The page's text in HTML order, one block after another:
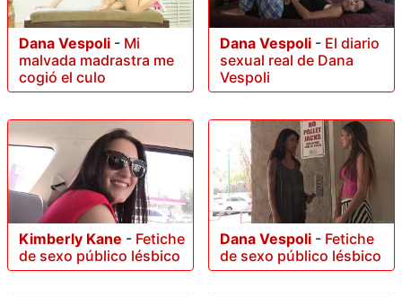
Dana Vespoli - Mi
malvada madrastra me
cogió el culo
Dana Vespoli - El diario
sexual real de Dana
Vespoli
Kimberly Kane - Fetiche
de sexo público lésbico
Dana Vespoli - Fetiche
de sexo público lésbico